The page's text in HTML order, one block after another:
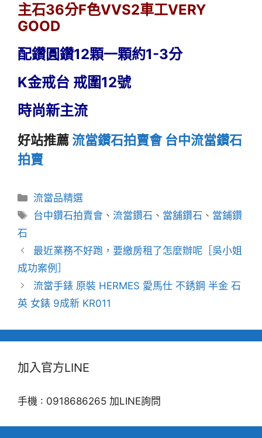
主石36分F色VVS2車工VERY
GOOD
配鑽圓鑽12顆一顆約1-3分
K金戒台 戒圍12號
時尚新主流
好站推薦 流當鑽石拍賣會 台中流當鑽石
拍賣
分
類
流當品精選
標
台中鑽石拍賣會 、 流當鑽石 、 當舖鑽石 、 當鋪鑽
石
最近業務不好跑，要繳房租了怎麼辦呢［吳小姐
成功案例］
流當手錶 原裝 HERMES 愛馬仕 不銹鋼 半金 石
英 女錶 9成新 KR011
加入官方LINE
手機 : 0918686265 加LINE詢問